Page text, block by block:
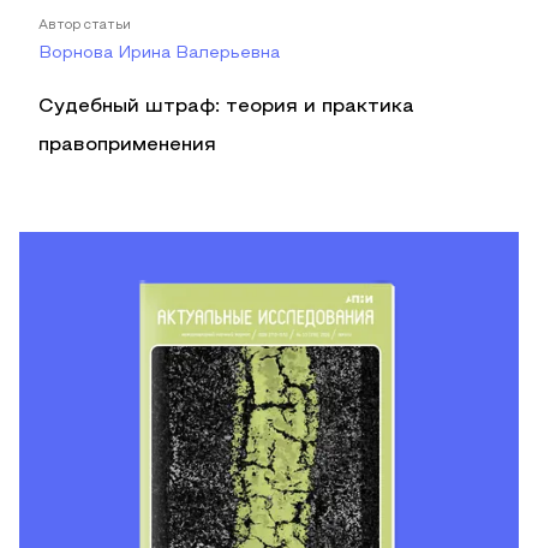
Автор статьи
Ворнова Ирина Валерьевна
Судебный штраф: теория и практика
правоприменения